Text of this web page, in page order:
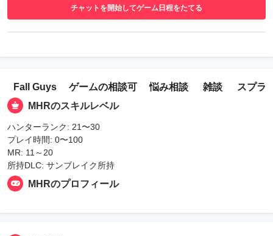
チャットを開始してゲーム日程をたてる
Fall Guys ゲームの相談可 悩み相談 雑談
スプラ3
MHRのスキルレベル
ハンターランク: 21〜30
プレイ時間: 0〜100
MR: 11～20
所持DLC: サンブレイク所持
MHRのプロフィール